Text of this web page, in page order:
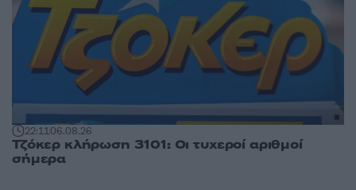
22:1106.08.26
Τζόκερ κλήρωση 3101: Οι τυχεροί αριθμοί
σήμερα